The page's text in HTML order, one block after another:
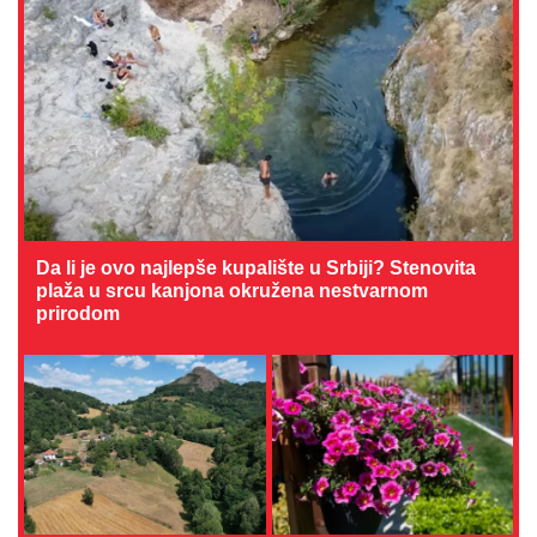
Da li je ovo najlepše kupalište u Srbiji? Stenovita
plaža u srcu kanjona okružena nestvarnom
prirodom